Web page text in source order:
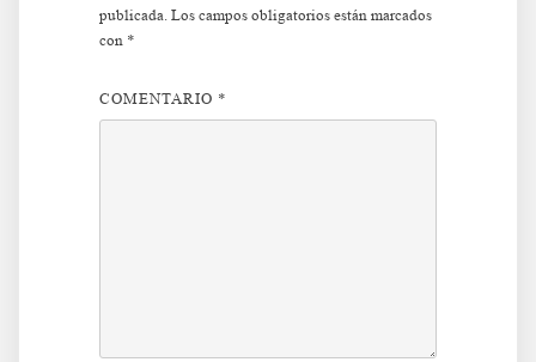
publicada. Los campos obligatorios están marcados
con *
COMENTARIO *